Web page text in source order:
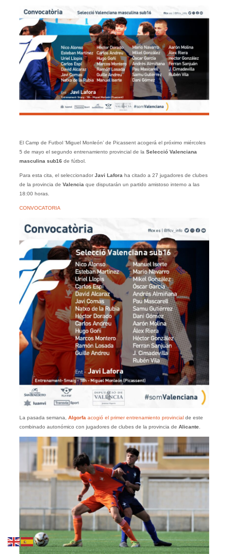
El Camp de Futbol ‘Miguel Monleón’ de Picassent acogerá el próximo miércoles
5 de mayo el segundo entrenamiento provincial de la Selecció Valenciana
masculina sub16 de fútbol.
Para esta cita, el seleccionadorJavi Lafora ha citado a 27 jugadores de clubes
de la provincia de Valenciaque disputarán un partido amistoso interno a las
18:00 horas.
CONVOCATORIA
La pasada semana, Algorfaacogió el primer entrenamiento provincial de este
combinado autonómico con jugadores de clubes de la provincia de Alicante.